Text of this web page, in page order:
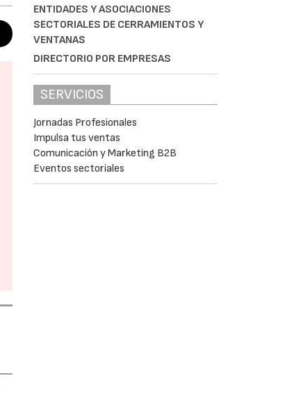
ENTIDADES Y ASOCIACIONES
SECTORIALES DE CERRAMIENTOS Y
VENTANAS
DIRECTORIO POR EMPRESAS
SERVICIOS
Jornadas Profesionales
Impulsa tus ventas
Comunicación y Marketing B2B
Eventos sectoriales